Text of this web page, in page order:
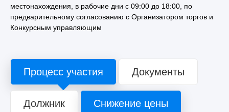
местонахождения, в рабочие дни с 09:00 до 18:00, по
предварительному согласованию с Организатором торгов и
Конкурсным управляющим
Процесс участия Документы
Должник Снижение цены